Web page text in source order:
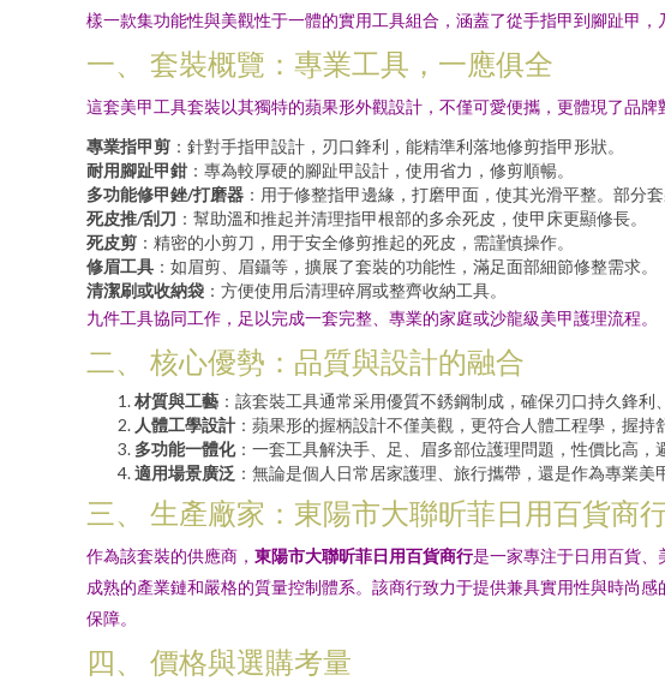
樣一款集功能性與美觀性于一體的實用工具組合，涵蓋了從手指甲到腳趾甲，
一、 套裝概覽：專業工具，一應俱全
這套美甲工具套裝以其獨特的蘋果形外觀設計，不僅可愛便攜，更體現了品
專業指甲剪 ：針對手指甲設計，刃口鋒利，能精準利落地修剪指甲形狀。
耐用腳趾甲鉗 ：專為較厚硬的腳趾甲設計，使用省力，修剪順暢。
多功能修甲銼/打磨器 ：用于修整指甲邊緣，打磨甲面，使其光滑平整。部分
死皮推/刮刀 ：幫助溫和推起并清理指甲根部的多余死皮，使甲床更顯修長。
死皮剪 ：精密的小剪刀，用于安全修剪推起的死皮，需謹慎操作。
修眉工具 ：如眉剪、眉鑷等，擴展了套裝的功能性，滿足面部細節修整需求。
清潔刷或收納袋 ：方便使用后清理碎屑或整齊收納工具。
九件工具協同工作，足以完成一套完整、專業的家庭或沙龍級美甲護理流程。
二、 核心優勢：品質與設計的融合
材質與工藝 ：該套裝工具通常采用優質不銹鋼制成，確保刃口持久鋒
人體工學設計 ：蘋果形的握柄設計不僅美觀，更符合人體工程學，握
多功能一體化：一套工具解決手、足、眉多部位護理問題，性價比高，
適用場景廣泛 ：無論是個人日常居家護理、旅行攜帶，還是作為專業
三、 生產廠家：東陽市大聯昕菲日用百貨商
作為該套裝的供應商， 東陽市大聯昕菲日用百貨商行是一家專注于日用百貨
成熟的產業鏈和嚴格的質量控制體系。該商行致力于提供兼具實用性與時尚
保障。
四、 價格與選購考量